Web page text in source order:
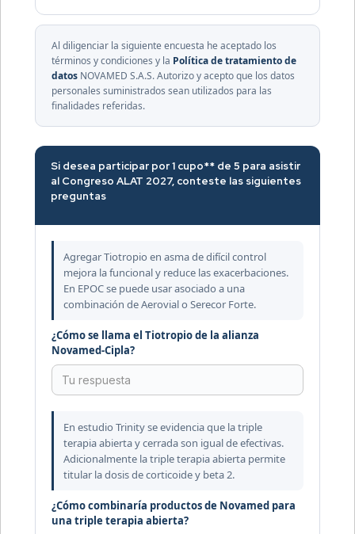
Al diligenciar la siguiente encuesta he aceptado los
términos y condiciones y la Política de tratamiento de
datos NOVAMED S.A.S. Autorizo y acepto que los datos
personales suministrados sean utilizados para las
finalidades referidas.
Si desea participar por 1 cupo** de 5 para asistir
al Congreso ALAT 2027, conteste las siguientes
preguntas
Agregar Tiotropio en asma de difícil control
mejora la funcional y reduce las exacerbaciones.
En EPOC se puede usar asociado a una
combinación de Aerovial o Serecor Forte.
¿Cómo se llama el Tiotropio de la alianza
Novamed-Cipla?
En estudio Trinity se evidencia que la triple
terapia abierta y cerrada son igual de efectivas.
Adicionalmente la triple terapia abierta permite
titular la dosis de corticoide y beta 2.
¿Cómo combinaría productos de Novamed para
una triple terapia abierta?